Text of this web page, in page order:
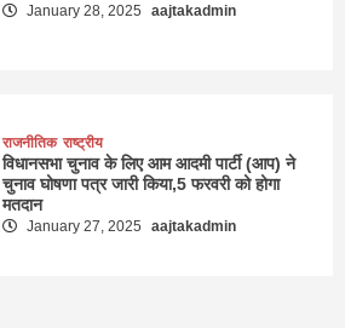
January 28, 2025 aajtakadmin
राजनीतिक राष्ट्रीय
विधानसभा चुनाव के लिए आम आदमी पार्टी (आप) ने
चुनाव घोषणा पत्र जारी किया,5 फरवरी को होगा
मतदान
January 27, 2025 aajtakadmin